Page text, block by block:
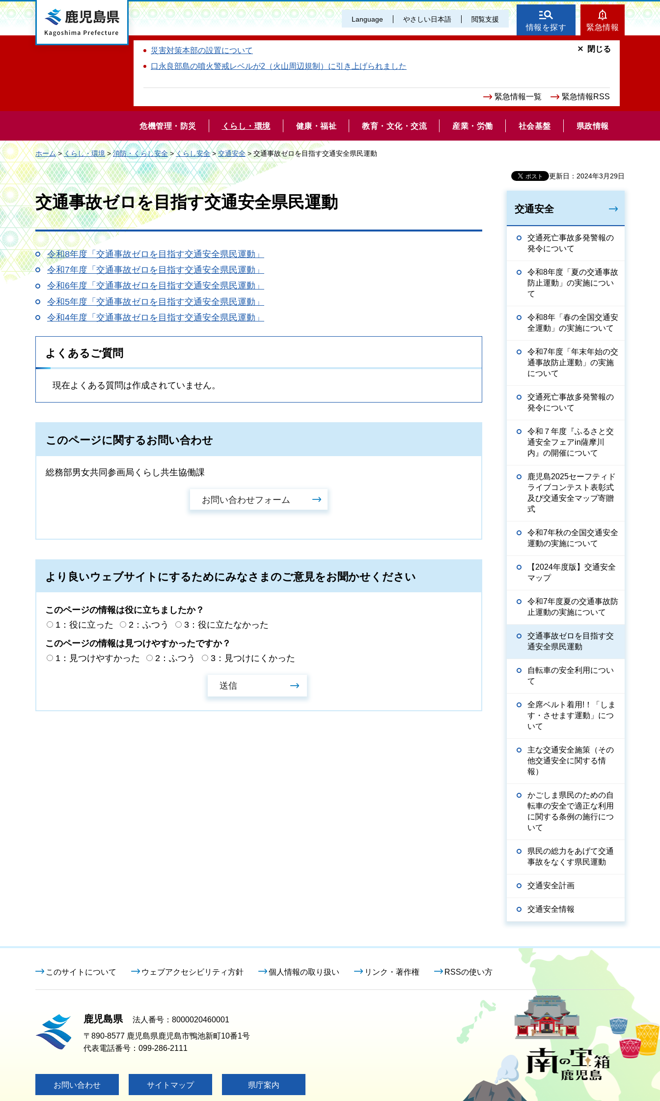
鹿児島県 Language やさしい日本語 閲覧支援
情報を探す 緊急情報
災害対策本部の設置について
口永良部島の噴火警戒レベルが2（火山周辺規制）に引き上げられました
緊急情報一覧 緊急情報RSS
閉じる
危機管理・防災 くらし・環境 健康・福祉 教育・文化・交流 産業・労働 社会基盤 県政情報
ホーム>くらし・環境>消防・くらし安全>くらし安全>交通安全> 交通事故ゼロを目指す交通安全県民運動
更新日：2024年3月29日
交通事故ゼロを目指す交通安全県民運動
令和8年度「交通事故ゼロを目指す交通安全県民運動」
令和7年度「交通事故ゼロを目指す交通安全県民運動」
令和6年度「交通事故ゼロを目指す交通安全県民運動」
令和5年度「交通事故ゼロを目指す交通安全県民運動」
令和4年度「交通事故ゼロを目指す交通安全県民運動」
よくあるご質問
現在よくある質問は作成されていません。
このページに関するお問い合わせ
総務部男女共同参画局くらし共生協働課
より良いウェブサイトにするためにみなさまのご意見をお聞かせください
このページの情報は役に立ちましたか？
1：役に立った
2：ふつう
3：役に立たなかった
このページの情報は見つけやすかったですか？
1：見つけやすかった
2：ふつう 3：見つけにくかった
交通安全
交通死亡事故多発警報の
発令について
令和8年度「夏の交通事故
防止運動」の実施につい
て
令和8年「春の全国交通安
全運動」の実施について
令和7年度「年末年始の交
通事故防止運動」の実施
について
交通死亡事故多発警報の
発令について
令和７年度『ふるさと交
通安全フェアin薩摩川
内』の開催について
鹿児島2025セーフティド
ライブコンテスト表彰式
及び交通安全マップ寄贈
式
令和7年秋の全国交通安全
運動の実施について
【2024年度版】交通安全
マップ
令和7年度夏の交通事故防
止運動の実施について
交通事故ゼロを目指す交
通安全県民運動
自転車の安全利用につい
て
全席ベルト着用!！「しま
す・させます運動」につ
いて
主な交通安全施策（その
他交通安全に関する情
報）
かごしま県民のための自
転車の安全で適正な利用
に関する条例の施行につ
いて
県民の総力をあげて交通
事故をなくす県民運動
交通安全計画
交通安全情報
このサイトについて ウェブアクセシビリティ方針 個人情報の取り扱い リンク・著作権 RSSの使い方
鹿児島県
法人番号：8000020460001
〒890-8577 鹿児島県鹿児島市鴨池新町10番1号
代表電話番号：099-286-2111
お問い合わせ サイトマップ 県庁案内